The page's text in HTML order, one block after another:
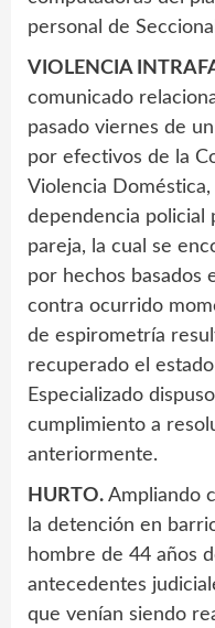
personal de
VIOLENCIA
comunicado
pasado viernes de
por efectivos de la
Violencia
dependencia policial
pareja, la cual se
por hechos basados
contra ocurrido
de espirometría
recuperado el
Especializado
cumplimiento a
anteriormente.
HURTO. Ampliando
la detención en
hombre de 44 años
antecedentes
que venían siendo